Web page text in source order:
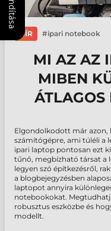
HÍR ipari notebook
MI AZ AZ
MIBEN
ÁTLAGOS
Elgondolkodott már azon,
számítógépre, ami túléli a
ipari laptop pontosan ezt
tűnő, megbízható társat a
legyen szó építkezésről,
a blogbejegyzésben
laptopot annyira
notebookokat.
robusztus eszközbe és
modellt.